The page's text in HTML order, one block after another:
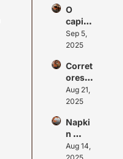
taxa
de
juros
O
capital
encurt
ou. E
?
Sep 5,
2025
Corret
ores
agora
pode
vende
r
token
Aug 21,
2025
Napki
n
Fundi
ng
Aug 14,